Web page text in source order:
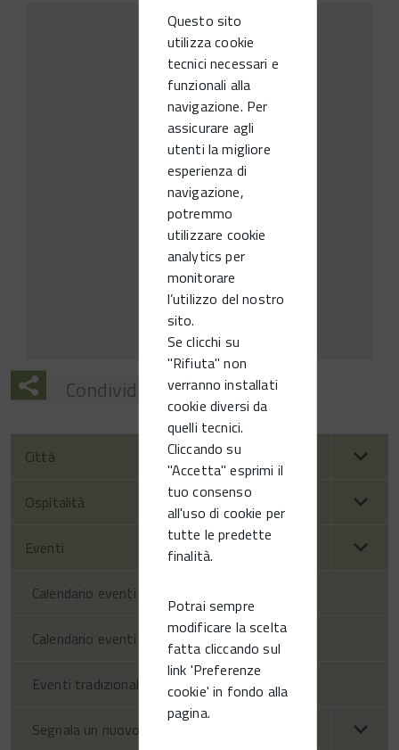
Questo sito
utilizza cookie
tecnici necessari e
funzionali alla
navigazione. Per
assicurare agli
utenti la migliore
esperienza di
navigazione,
potremmo
utilizzare cookie
analytics per
monitorare
l’utilizzo del nostro
sito.
Se clicchi su
"Rifiuta" non
verranno installati
cookie diversi da
quelli tecnici.
Cliccando su
"Accetta" esprimi il
tuo consenso
all'uso di cookie per
tutte le predette
finalità.
Potrai sempre
modificare la scelta
fatta cliccando sul
link 'Preferenze
cookie' in fondo alla
pagina.
Condividi
Città
Ospitalità
Eventi
Calendario eventi territorio
Calendario eventi Vittorio Veneto
Eventi tradizionali
Segnala un nuovo evento